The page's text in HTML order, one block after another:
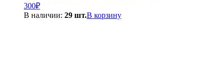
300₽
В наличии: 29 шт.В корзину